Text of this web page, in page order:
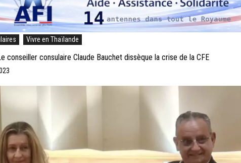
Vivre en Thaïlande
conseiller consulaire Claude Bauchet dissèque la crise de la CFE